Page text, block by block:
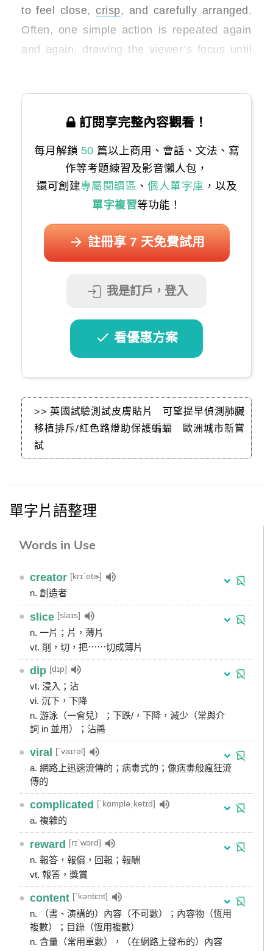
to feel close,crisp, and carefully arranged.
Often, one simple action is repeated again
and again, drawing the viewer’s focus until
訂閱享完整內容觀看！
每月解鎖 50 篇以上商用、會話、文法、寫
作等考題練習及影音懶人包，
還可創建專屬閱讀區 、 個人單字庫 ，以及
單字複習等功能！
註冊享 7 天免費試用
我是訂戶，登入
看優惠方案
>> 英國試驗測試皮膚貼片 可望提早偵測肺臟
移植排斥/紅色路燈助保護蝙蝠 歐洲城市新嘗
試
單字片語整理
Words in Use
● creator [krɪˋetɚ]
n. 創造者
● slice [slaɪs]
n. 一片；片，薄片
vt. 削，切，把⋯⋯切成薄片
● dip [dɪp]
vt. 浸入；沾
vi. 沉下，下降
n. 游泳（一會兒）；下跌/，下降，減少（常與介
詞 in 並用）；沾醬
● viral [ˋvaɪrəl]
a. 網路上迅速流傳的；病毒式的；像病毒般瘋狂流
傳的
● complicated [ˋkɑmplə͵ketɪd]
a. 複雜的
● reward [rɪˋwɔrd]
n. 報答，報償，回報；報酬
vt. 報答，獎賞
● content [ˋkəntɛnt]
n. （書、演講的）內容（不可數）；內容物（恆用
複數）；目錄（恆用複數）
n. 含量（常用單數），（在網路上發布的）內容